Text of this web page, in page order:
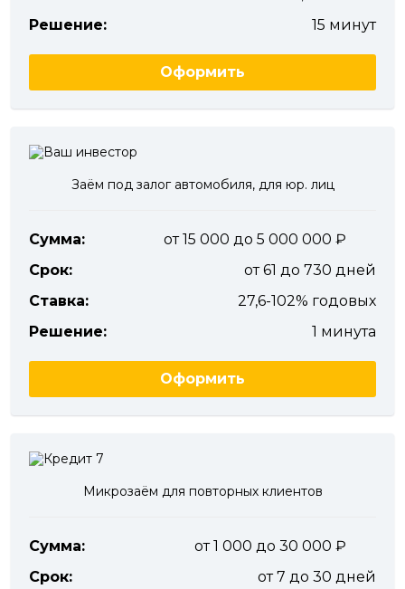
Решение:
15 минут
Оформить
Заём под залог автомобиля, для юр. лиц
Сумма:
от 15 000 до 5 000 000
Срок:
от 61 до 730 дней
Ставка:
27,6-102% годовых
Решение:
1 минута
Оформить
Микрозаём для повторных клиентов
Сумма:
от 1 000 до 30 000
Срок:
от 7 до 30 дней